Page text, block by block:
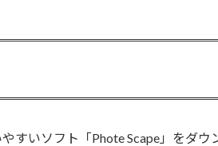
いソフト「Phote Scape」をダウ